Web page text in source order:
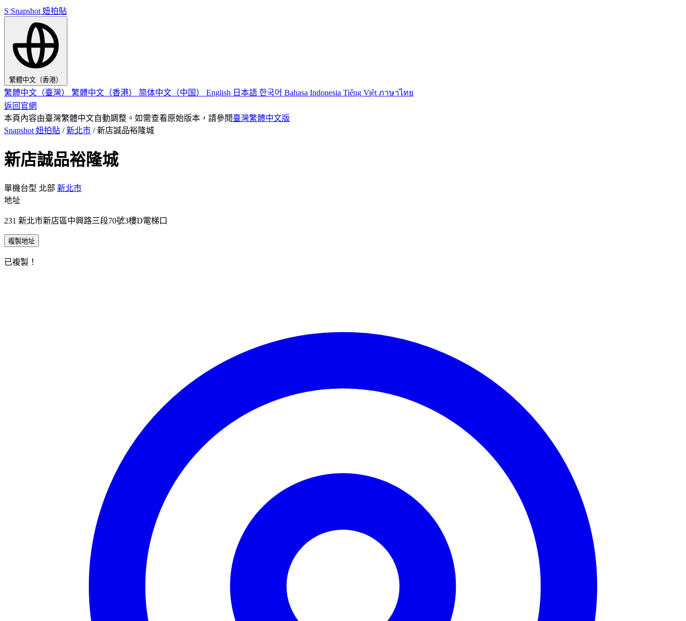
S Snapshot 妞拍貼
繁體中文（香港）
繁體中文（臺灣） 繁體中文（香港） 简体中文（中国） English 日本語 한국어 Bahasa Indonesia Tiếng Việt ภาษาไทย
返回官網
本頁內容由臺灣繁體中文自動調整。如需查看原始版本，請參閱臺灣繁體中文版
Snapshot 妞拍貼 / 新北市 / 新店誠品裕隆城
新店誠品裕隆城
單機台型 北部 新北市
地址
231 新北市新店區中興路三段70號3樓D電梯口
複製地址
已複製！